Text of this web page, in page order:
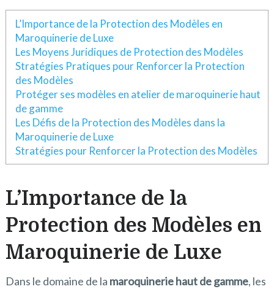
L’Importance de la Protection des Modèles en
Maroquinerie de Luxe
Les Moyens Juridiques de Protection des Modèles
Stratégies Pratiques pour Renforcer la Protection
des Modèles
Protéger ses modèles en atelier de maroquinerie haut
de gamme
Les Défis de la Protection des Modèles dans la
Maroquinerie de Luxe
Stratégies pour Renforcer la Protection des Modèles
L’Importance de la
Protection des Modèles en
Maroquinerie de Luxe
Dans le domaine de la maroquinerie haut de gamme, les